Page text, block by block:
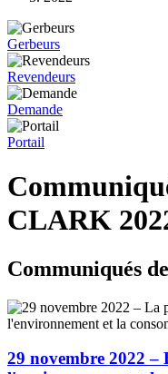
Gerbeurs
Revendeurs
Demande
Portail
CLARK
Communiqués
29 novembre 2022 –